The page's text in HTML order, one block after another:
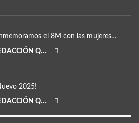
el 8M con las mujeres…
REDACCIÓN QRP
2025!
REDACCIÓN QRP